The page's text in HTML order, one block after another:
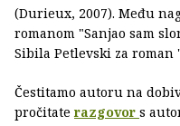
(Durieux, 2007). Među
romanom "Sanjao sam
Sibila Petlevski za roman
Čestitamo autoru na
pročitaterazgovor s